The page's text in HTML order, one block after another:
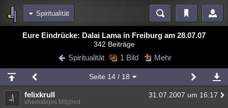
Spiritualität
Bereiche
Blogs Videos
Chat Wiki Neuigkeiten
meine Rubriken
Menschen Mystery Kriminalfälle
Eure Eindrücke: Dalai Lama in Freiburg am 28.07.07
342 Beiträge
Spiritualität 1 Bild Mehr
Seite 14/ 18
felixkrull 31.07.2007 um 16:17
ehemaliges Mitglied